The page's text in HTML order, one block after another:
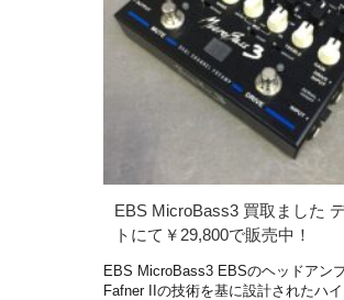
EBS MicroBass3 買取ました
トにて￥29,800で販売中！
EBS MicroBass3 EBSのヘッドアン
Fafner IIの技術を基に設計されたハ